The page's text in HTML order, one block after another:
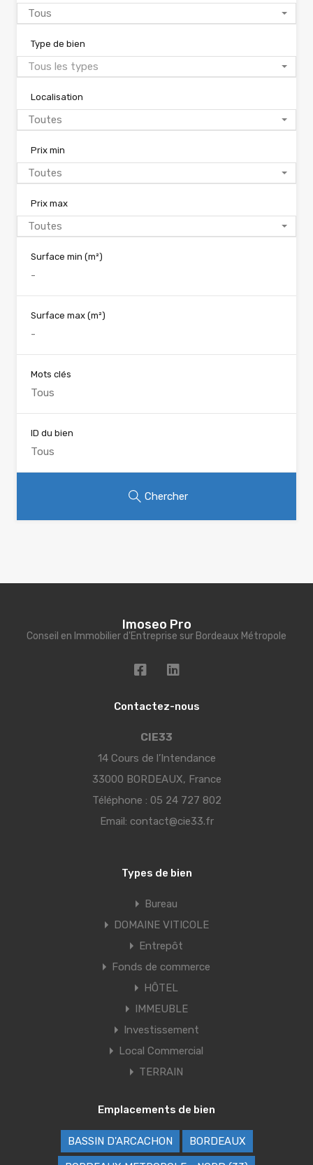
Tous
Type de bien
Tous les types
Localisation
Toutes
Prix min
Toutes
Prix max
Toutes
Surface min (m²)
Surface max (m²)
Mots clés
ID du bien
Chercher
Imoseo Pro
Conseil en Immobilier d'Entreprise sur Bordeaux Métropole
Contactez-nous
CIE33
14 Cours de l’Intendance
33000 BORDEAUX, France
Téléphone : 05 24 727 802
Email: contact@cie33.fr
Types de bien
Bureau
DOMAINE VITICOLE
Entrepôt
Fonds de commerce
HÔTEL
IMMEUBLE
Investissement
Local Commercial
TERRAIN
Emplacements de bien
BASSIN D'ARCACHON BORDEAUX